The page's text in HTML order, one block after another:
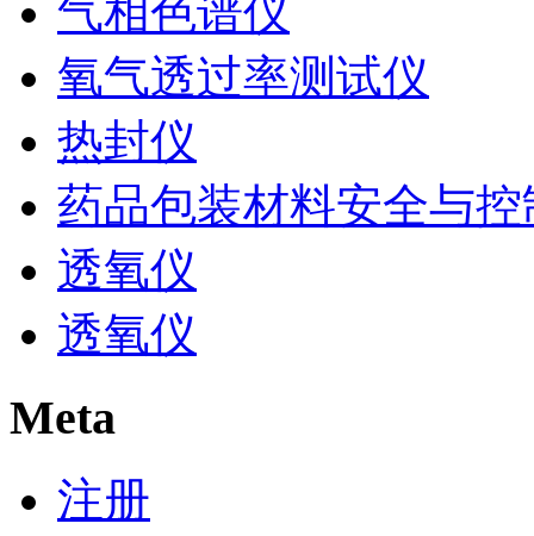
气相色谱仪
氧气透过率测试仪
热封仪
药品包装材料安全与
透氧仪
透氧仪
Meta
注册